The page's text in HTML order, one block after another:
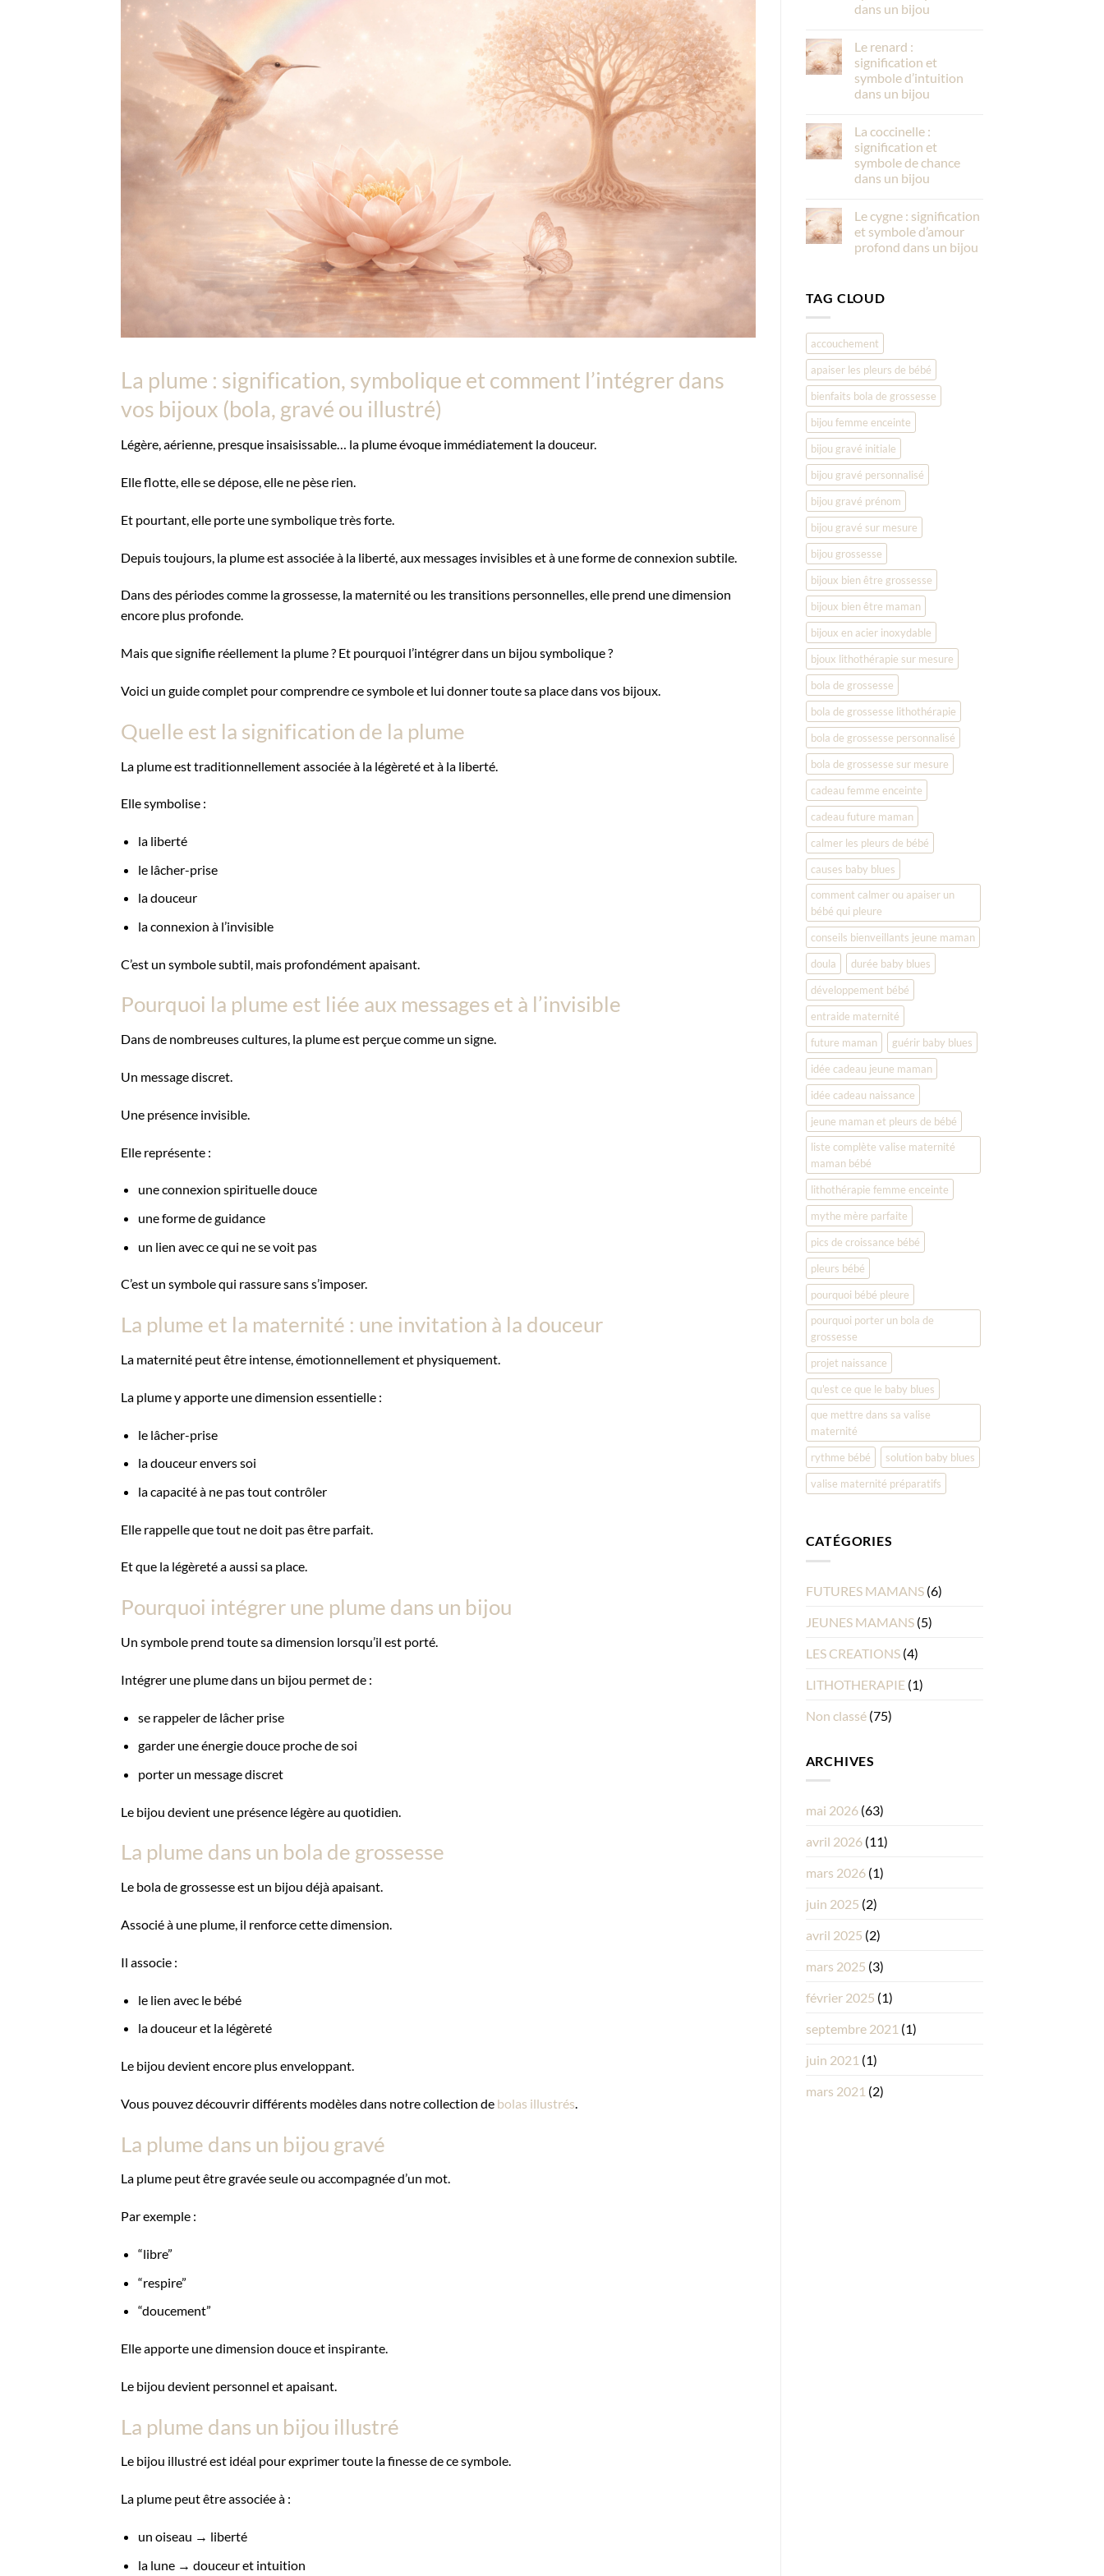
La plume : signification, symbolique et comment l’intégrer dans
vos bijoux (bola, gravé ou illustré)
Légère, aérienne, presque insaisissable… la plume évoque immédiatement la douceur.
Elle flotte, elle se dépose, elle ne pèse rien.
Et pourtant, elle porte une symbolique très forte.
Depuis toujours, la plume est associée à la liberté, aux messages invisibles et à une forme de connexion subtile.
Dans des périodes comme la grossesse, la maternité ou les transitions personnelles, elle prend une dimension
encore plus profonde.
Mais que signifie réellement la plume ? Et pourquoi l’intégrer dans un bijou symbolique ?
Voici un guide complet pour comprendre ce symbole et lui donner toute sa place dans vos bijoux.
Quelle est la signification de la plume
La plume est traditionnellement associée à la légèreté et à la liberté.
Elle symbolise :
la liberté
le lâcher-prise
la douceur
la connexion à l’invisible
C’est un symbole subtil, mais profondément apaisant.
Pourquoi la plume est liée aux messages et à l’invisible
Dans de nombreuses cultures, la plume est perçue comme un signe.
Un message discret.
Une présence invisible.
Elle représente :
une connexion spirituelle douce
une forme de guidance
un lien avec ce qui ne se voit pas
C’est un symbole qui rassure sans s’imposer.
La plume et la maternité : une invitation à la douceur
La maternité peut être intense, émotionnellement et physiquement.
La plume y apporte une dimension essentielle :
le lâcher-prise
la douceur envers soi
la capacité à ne pas tout contrôler
Elle rappelle que tout ne doit pas être parfait.
Et que la légèreté a aussi sa place.
Pourquoi intégrer une plume dans un bijou
Un symbole prend toute sa dimension lorsqu’il est porté.
Intégrer une plume dans un bijou permet de :
se rappeler de lâcher prise
garder une énergie douce proche de soi
porter un message discret
Le bijou devient une présence légère au quotidien.
La plume dans un bola de grossesse
Le bola de grossesse est un bijou déjà apaisant.
Associé à une plume, il renforce cette dimension.
Il associe :
le lien avec le bébé
la douceur et la légèreté
Le bijou devient encore plus enveloppant.
Vous pouvez découvrir différents modèles dans notre collection de bolas illustrés
La plume dans un bijou gravé
La plume peut être gravée seule ou accompagnée d’un mot.
Par exemple :
“libre”
“respire”
“doucement”
Elle apporte une dimension douce et inspirante.
Le bijou devient personnel et apaisant.
La plume dans un bijou illustré
Le bijou illustré est idéal pour exprimer toute la finesse de ce symbole.
La plume peut être associée à :
un oiseau → liberté
la lune → douceur et intuition
dans un bijou
Le renard :
signification et
symbole d’intuition
dans un bijou
La coccinelle :
signification et
symbole de chance
dans un bijou
Le cygne : signification
et symbole d’amour
profond dans un bijou
TAG CLOUD
accouchement
apaiser les pleurs de bébé
bienfaits bola de grossesse
bijou femme enceinte
bijou gravé initiale
bijou gravé personnalisé
bijou gravé prénom
bijou gravé sur mesure
bijou grossesse
bijoux bien être grossesse
bijoux bien être maman
bijoux en acier inoxydable
bjoux lithothérapie sur mesure
bola de grossesse
bola de grossesse lithothérapie
bola de grossesse personnalisé
bola de grossesse sur mesure
cadeau femme enceinte
cadeau future maman
calmer les pleurs de bébé
causes baby blues
comment calmer ou apaiser un
bébé qui pleure
conseils bienveillants jeune maman
doula
durée baby blues
développement bébé
entraide maternité
future maman
guérir baby blues
idée cadeau jeune maman
idée cadeau naissance
jeune maman et pleurs de bébé
liste complète valise maternité
maman bébé
lithothérapie femme enceinte
mythe mère parfaite
pics de croissance bébé
pleurs bébé
pourquoi bébé pleure
pourquoi porter un bola de
grossesse
projet naissance
qu'est ce que le baby blues
que mettre dans sa valise
maternité
rythme bébé
solution baby blues
valise maternité préparatifs
CATÉGORIES
FUTURES MAMANS(6)
JEUNES MAMANS(5)
LES CREATIONS(4)
LITHOTHERAPIE(1)
Non classé(75)
ARCHIVES
mai 2026(63)
avril 2026(11)
mars 2026(1)
juin 2025 (2)
avril 2025 (2)
mars 2025 (3)
février 2025 (1)
septembre 2021 (1)
juin 2021 (1)
mars 2021 (2)